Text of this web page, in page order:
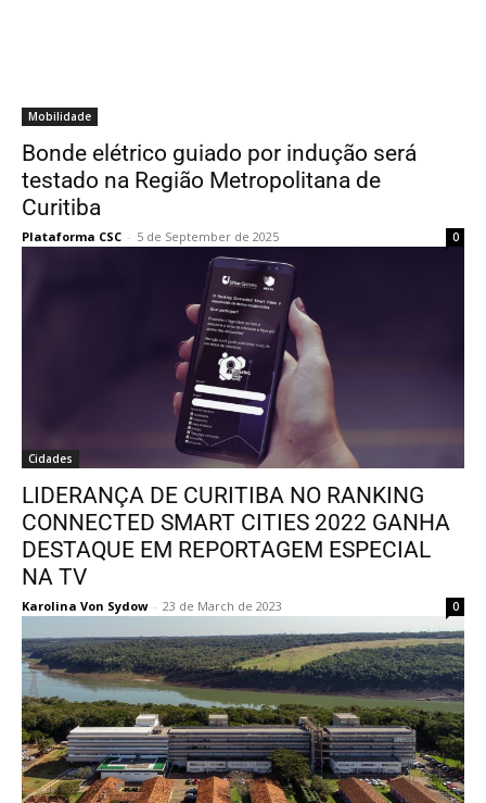
Mobilidade
Bonde elétrico guiado por indução será
testado na Região Metropolitana de
Curitiba
Plataforma CSC - 5 de September de 2025 0
Cidades
LIDERANÇA DE CURITIBA NO RANKING
CONNECTED SMART CITIES 2022 GANHA
DESTAQUE EM REPORTAGEM ESPECIAL
NA TV
Karolina Von Sydow - 23 de March de 2023 0